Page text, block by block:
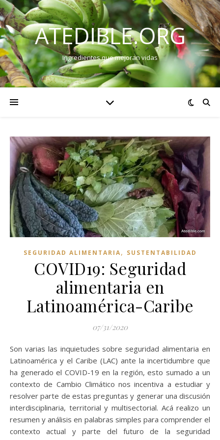
ATEDIBLE.ORG
Ingredientes que mejoran vidas
SEGURIDAD ALIMENTARIA, SUSTENTABILIDAD
COVID19: Seguridad
alimentaria en
Latinoamérica-Caribe
07/31/2020
Son varias las inquietudes sobre seguridad alimentaria en
Latinoamérica y el Caribe (LAC) ante la incertidumbre que
ha generado el COVID-19 en la región, esto sumado a un
contexto de Cambio Climático nos incentiva a estudiar y
resolver parte de estas preguntas y generar una discusión
interdisciplinaria, territorial y multisectorial. Acá realizo un
resumen y análisis en palabras simples para comprender el
contexto actual y parte del futuro de la seguridad